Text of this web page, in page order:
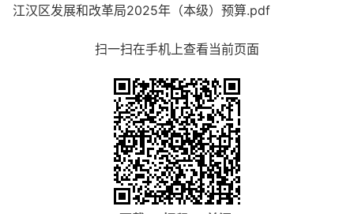
江汉区发展和改革局2025年（本级）预算.pdf
扫一扫在手机上查看当前页面